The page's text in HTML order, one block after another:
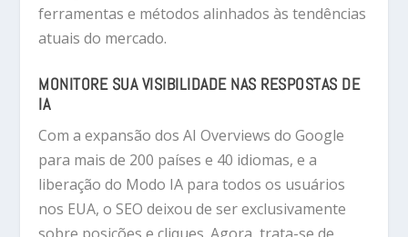
ferramentas e métodos alinhados às tendências
atuais do mercado.
MONITORE SUA VISIBILIDADE NAS RESPOSTAS DE
IA
Com a expansão dos AI Overviews do Google
para mais de 200 países e 40 idiomas, e a
liberação do Modo IA para todos os usuários
nos EUA, o SEO deixou de ser exclusivamente
sobre posições e cliques. Agora, trata-se de